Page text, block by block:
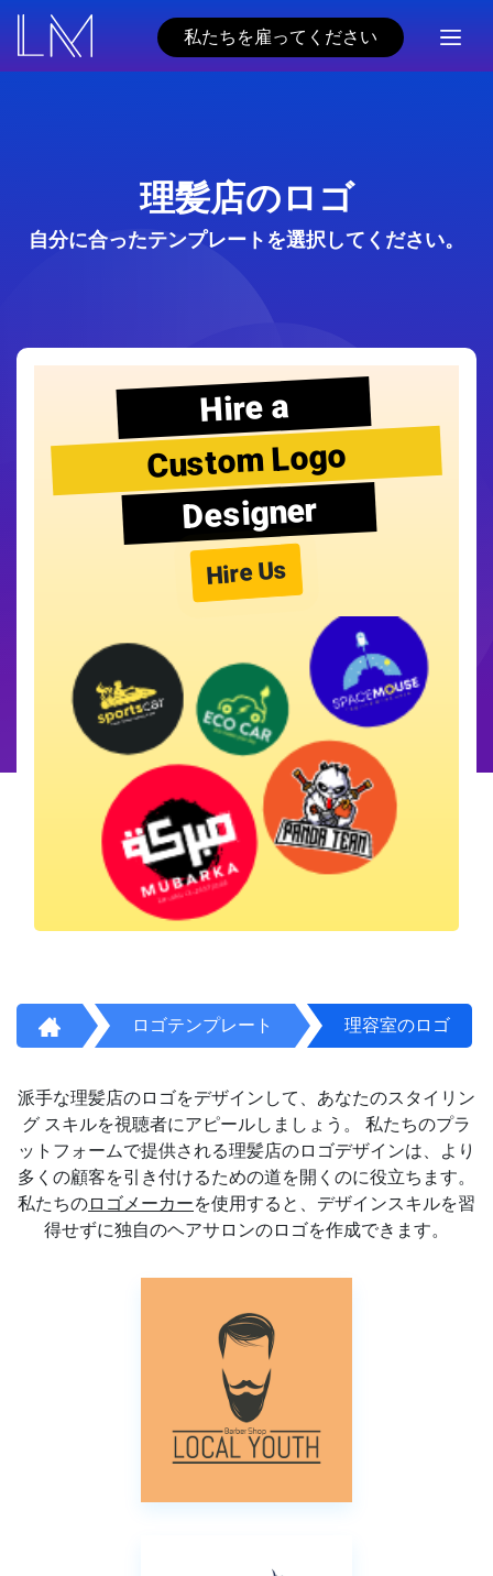
私たちを雇ってください
理髪店のロゴ
自分に合ったテンプレートを選択してください。
Hire a
Custom Logo
Designer
Hire Us
ロゴテンプレート 理容室のロゴ
派手な理髪店のロゴをデザインして、あなたのスタイリン
グ スキルを視聴者にアピールしましょう。 私たちのプラ
ットフォームで提供される理髪店のロゴデザインは、より
多くの顧客を引き付けるための道を開くのに役立ちます。
私たちのロゴメーカーを使用すると、デザインスキルを習
得せずに独自のヘアサロンのロゴを作成できます。